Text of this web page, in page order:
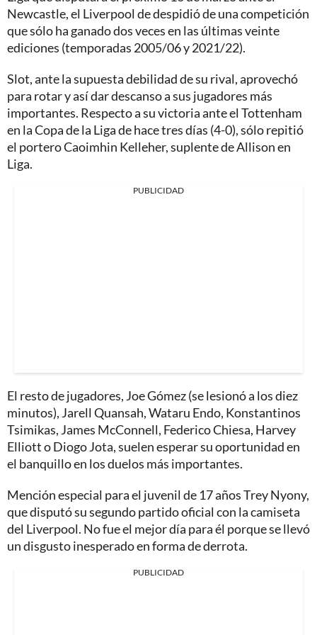
Newcastle, el Liverpool de despidió de una competición
que sólo ha ganado dos veces en las últimas veinte
ediciones (temporadas 2005/06 y 2021/22).
Slot, ante la supuesta debilidad de su rival, aprovechó
para rotar y así dar descanso a sus jugadores más
importantes. Respecto a su victoria ante el Tottenham
en la Copa de la Liga de hace tres días (4-0), sólo repitió
el portero Caoimhin Kelleher, suplente de Allison en
Liga.
PUBLICIDAD
El resto de jugadores, Joe Gómez (se lesionó a los diez
minutos), Jarell Quansah, Wataru Endo, Konstantinos
Tsimikas, James McConnell, Federico Chiesa, Harvey
Elliott o Diogo Jota, suelen esperar su oportunidad en
el banquillo en los duelos más importantes.
Mención especial para el juvenil de 17 años Trey Nyony,
que disputó su segundo partido oficial con la camiseta
del Liverpool. No fue el mejor día para él porque se llevó
un disgusto inesperado en forma de derrota.
PUBLICIDAD